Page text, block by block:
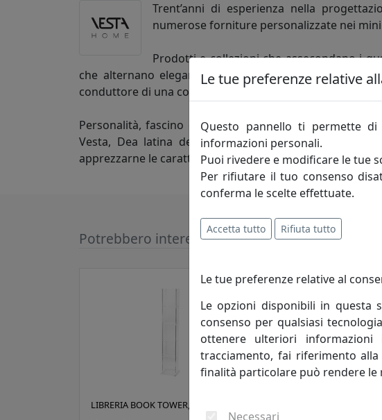
Trent’anni di esperienza nella
numerose forniture personalizzate nei
Prodotti e collezioni che assecondano i
che alternano eleganza a funzionalità, minimalismo
conduttore di una così ampia scelta.
Personalità, fascino e Design. Lo spirito creativo
Vesta, Dea latina della casa, attraverso il
apprezzarne le caratteristiche innovative e l’attenta e
Potrebbero interessarti
LIBRERIA BOOK TOWER, COD 3379200
Le tue preferenze relative
Questo pannello ti permette
informazioni personali.
Puoi rivedere e modificare le tue
Per rifiutare il tuo consenso
conferma le scelte effettuate.
Accetta tutto Rifiuta tutto
Le tue preferenze relative al
Le opzioni disponibili in questa
consenso per qualsiasi
ottenere ulteriori
tracciamento, fai riferimento
finalità particolare può rendere
Necessari